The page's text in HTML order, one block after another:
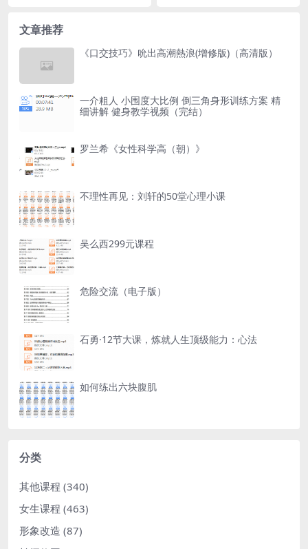
文章推荐
《口交技巧》吮出高潮熱浪(增修版)（高清版）
一介粗人 小围度大比例 倒三角身形训练方案 精
细讲解 健身教学视频（完结）
罗兰希《女性科学高（朝）》
不理性再见：刘轩的50堂心理小课
吴么西299元课程
危险交流（电子版）
石勇·12节大课，炼就人生顶级能力：心法
如何练出六块腹肌
分类
其他课程 (340)
女生课程 (463)
形象改造 (87)